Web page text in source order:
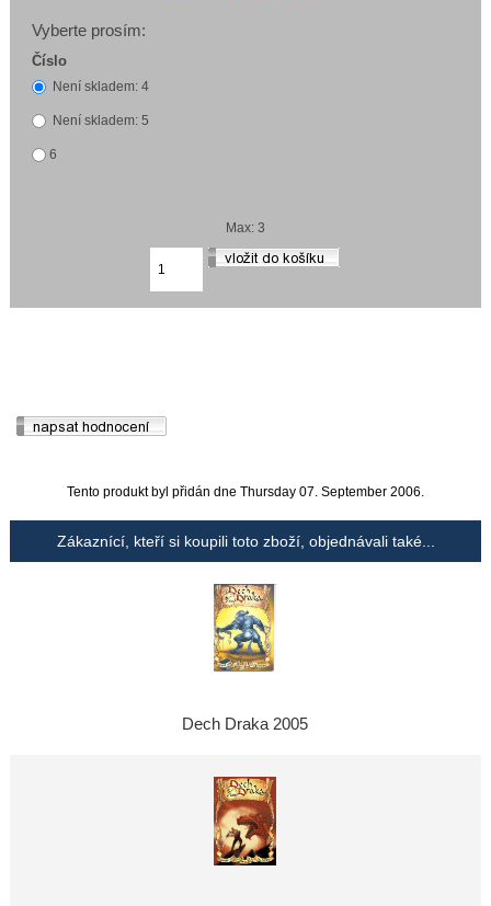
Vyberte prosím:
Číslo
Není skladem: 4
Není skladem: 5
6
Max: 3
Tento produkt byl přidán dne Thursday 07. September 2006.
Zákaznící, kteří si koupili toto zboží, objednávali také...
Dech Draka 2005